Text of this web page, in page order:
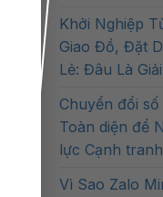
Khởi Nghiệp
Giao Đồ, Đặt
Lẻ: Đâu Là
Chuyển đổi
Toàn diện để
lực Cạnh tranh
Vì Sao Zalo